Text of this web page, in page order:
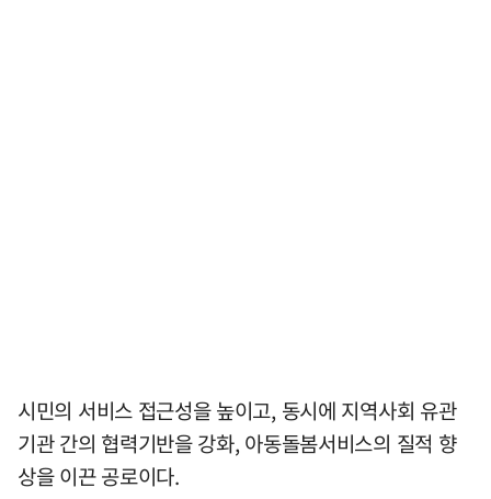
시민의 서비스 접근성을 높이고, 동시에 지역사회 유관
기관 간의 협력기반을 강화, 아동돌봄서비스의 질적 향
상을 이끈 공로이다.